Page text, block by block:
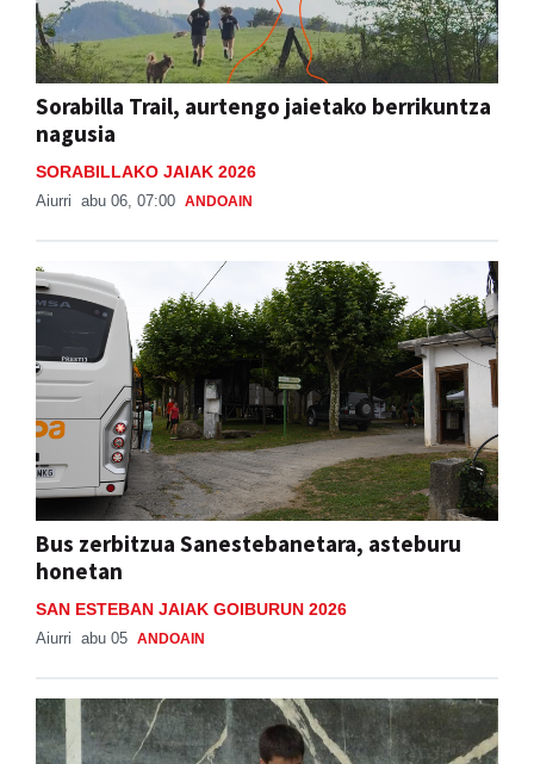
Sorabilla Trail, aurtengo jaietako berrikuntza
nagusia
SORABILLAKO JAIAK 2026
Aiurri abu 06, 07:00 ANDOAIN
Bus zerbitzua Sanestebanetara, asteburu
honetan
SAN ESTEBAN JAIAK GOIBURUN 2026
Aiurri abu 05 ANDOAIN